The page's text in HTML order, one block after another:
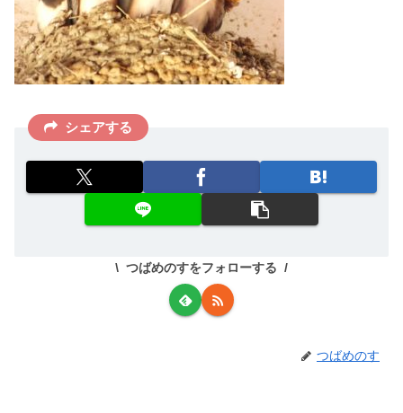
シェアする
つばめのすをフォローする
つばめのす